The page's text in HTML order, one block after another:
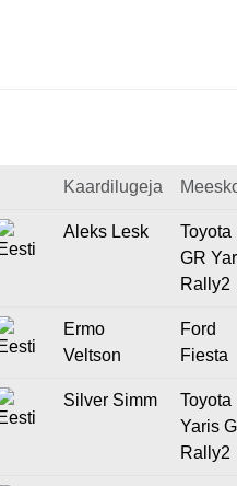
Kaardilugeja
Aleks Lesk
Toyota
GR
Rally2
Ermo
Veltson
Ford
Fiesta
Silver Simm
Toyota
Yaris
Rally2